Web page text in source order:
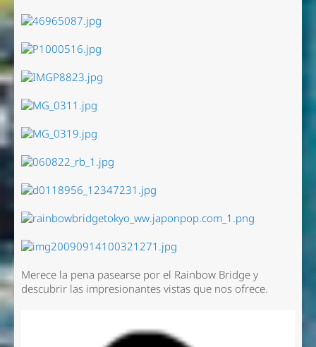
Merece la pena pasearse por el Rainbow Bridge y
descubrir las impresionantes vistas que nos ofrece.